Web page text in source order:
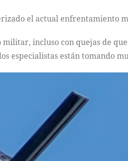
el actual enfrentamiento
incluso con quejas de
especialistas están tomando